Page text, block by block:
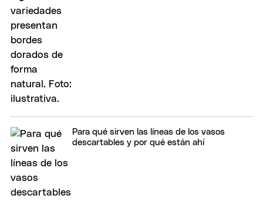
Para qué sirven las líneas de los vasos
descartables y por qué están ahí